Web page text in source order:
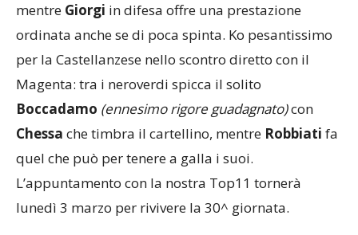
mentre Giorgi in difesa offre una prestazione
ordinata anche se di poca spinta. Ko pesantissimo
per la Castellanzese nello scontro diretto con il
Magenta: tra i neroverdi spicca il solito
Boccadamo (ennesimo rigore guadagnato)con
Chessa che timbra il cartellino, mentre Robbiati fa
quel che può per tenere a galla i suoi.
L’appuntamento con la nostra Top11 tornerà
lunedì 3 marzo per rivivere la 30^ giornata.